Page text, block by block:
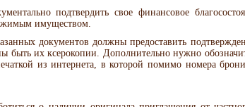
подтвердить свое финансовое
имуществом.
документов должны предоставить
быть их ксерокопии. Дополнительно нужно
из интернета, в которой помимо номера